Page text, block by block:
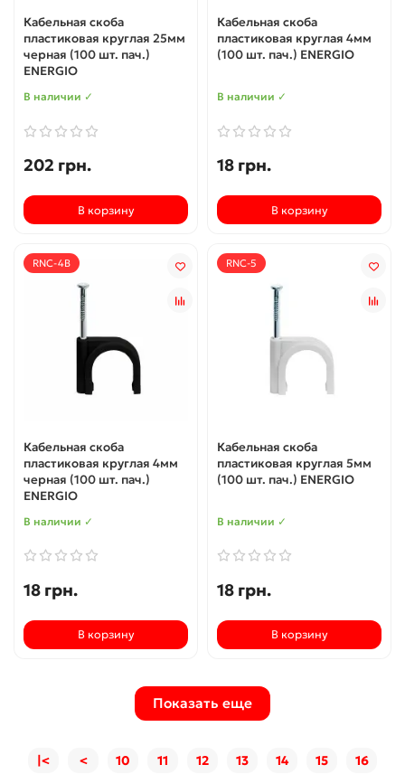
Кабельная скоба
пластиковая круглая 25мм
черная (100 шт. пач.)
ENERGIO
В наличии ✓
202 грн.
В корзину
Кабельная скоба
пластиковая круглая 4мм
(100 шт. пач.) ENERGIO
В наличии ✓
18 грн.
В корзину
RNC-4B
Кабельная скоба
пластиковая круглая 4мм
черная (100 шт. пач.)
ENERGIO
В наличии ✓
18 грн.
В корзину
RNC-5
Кабельная скоба
пластиковая круглая 5мм
(100 шт. пач.) ENERGIO
В наличии ✓
18 грн.
В корзину
Показать еще
|< < 10 11 12 13 14 15 16